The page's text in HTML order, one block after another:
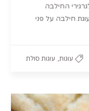
החילבה
חילבה על פני
עוגות, עוגות סולת